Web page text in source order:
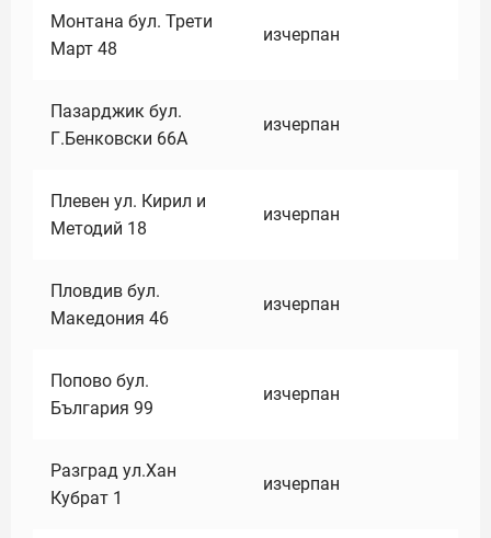
Монтана бул. Трети
Март 48
изчерпан
Пазарджик бул.
Г.Бенковски 66А
изчерпан
Плевен ул. Кирил и
Методий 18
изчерпан
Пловдив бул.
Македония 46
изчерпан
Попово бул.
България 99
изчерпан
Разград ул.Хан
Кубрат 1
изчерпан